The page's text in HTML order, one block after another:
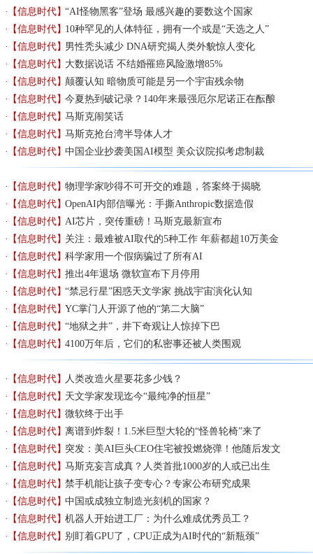
【信息时代】“AI怪物黑客”登场 最感兴趣的要数这个国家
【信息时代】10种罕见的人体特征，拥有一个或是“天选之人”
【信息时代】男性秃头减少 DNA研究揭人类外貌惊人变化
【信息时代】大数据说话 不结婚罹癌风险激增85%
【信息时代】颠覆认知 暗物质可能是另一个宇宙残余物
【信息时代】今夏热到破记录？140年来最强厄尔尼诺正在酝酿
【信息时代】马斯克闹笑话
【信息时代】马斯克抢台湾半导体人才
【信息时代】中国企业抄袭美国AI模型 美众议院拟考虑制裁
【信息时代】物理学家吵得不可开交的难题，答案终于揭晓
【信息时代】OpenAI内部信曝光：手撕Anthropic数据造假
【信息时代】AI芯片，突传重磅！马斯克最新宣布
【信息时代】关注：最难被AI取代的5种工作 年薪都超10万美金
【信息时代】科学家用一个假病骗过了所有AI
【信息时代】推出4年退场 微软宣布下月停用
【信息时代】“禁忌行星”困惑天文学家 挑战宇宙演化认知
【信息时代】YC掌门人开源了他的“第二大脑”
【信息时代】“地狱之井”，井下奇观让人惊掉下巴
【信息时代】4100万年后，它们的私密事还被人类围观
【信息时代】 人类改造火星要花多少钱？
【信息时代】天文学家发现迄今“最纯净的恒星”
【信息时代】微软终于出手
【信息时代】离谱到炸裂！1.5米巨型大轮的“怪兽轮椅”来了
【信息时代】突发：美AI巨头CEO住宅被投燃烧弹！他随后发文
【信息时代】马斯克妄言成真？人类首批1000岁的人或已出生
【信息时代】禁手机能让孩子变专心？专家公布研究成果
【信息时代】中国或成独立制造光刻机的国家？
【信息时代】机器人开始进工厂：为什么难成优秀员工？
【信息时代】别盯着GPU了，CPU正成为AI时代的“新瓶颈”